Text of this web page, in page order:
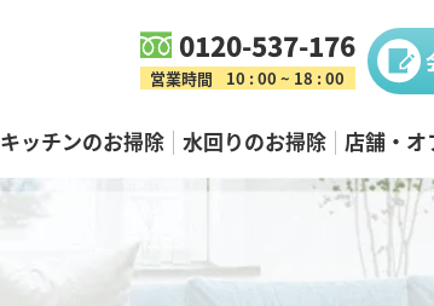
0120-537-176
営業時間 10 : 00 ~ 18 : 00
キッチンのお掃除 水回りのお掃除 店舗・オ